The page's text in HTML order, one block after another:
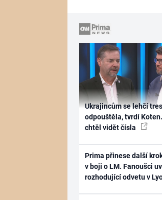
Ukrajincům se lehčí
odpouštěla, tvrdí
chtěl vidět čísla
Prima přinese další
v boji o LM. Fanoušci
rozhodující odvetu v